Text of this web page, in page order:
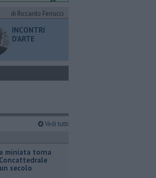
di Riccardo Ferrucci
INCONTRI
D'ARTE
Vedi tutti
miniata torna
secolo